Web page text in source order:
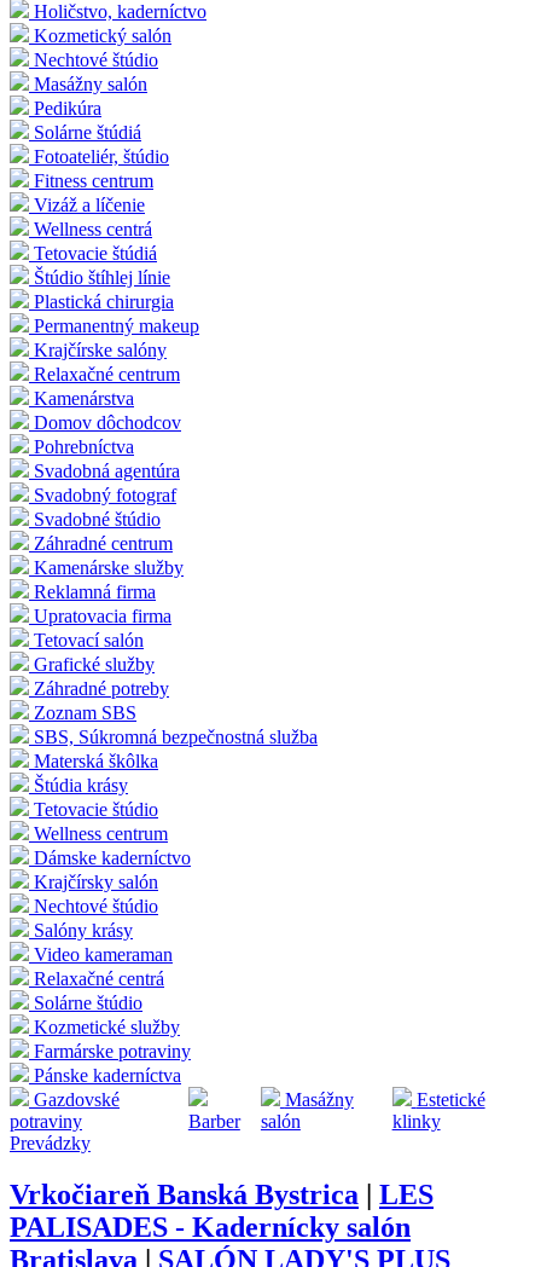
Holičstvo, kaderníctvo
Kozmetický salón
Nechtové štúdio
Masážny salón
Pedikúra
Solárne štúdiá
Fotoateliér, štúdio
Fitness centrum
Vizáž a líčenie
Wellness centrá
Tetovacie štúdiá
Štúdio štíhlej línie
Plastická chirurgia
Permanentný makeup
Krajčírske salóny
Relaxačné centrum
Kamenárstva
Domov dôchodcov
Pohrebníctva
Svadobná agentúra
Svadobný fotograf
Svadobné štúdio
Záhradné centrum
Kamenárske služby
Reklamná firma
Upratovacia firma
Tetovací salón
Grafické služby
Záhradné potreby
Zoznam SBS
SBS, Súkromná bezpečnostná služba
Materská škôlka
Štúdia krásy
Tetovacie štúdio
Wellness centrum
Dámske kaderníctvo
Krajčírsky salón
Nechtové štúdio
Salóny krásy
Video kameraman
Relaxačné centrá
Solárne štúdio
Kozmetické služby
Farmárske potraviny
Pánske kaderníctva
Gazdovské
potraviny
Barber
Masážny
salón
Estetické
klinky
Prevádzky
Vrkočiareň Banská Bystrica
LES
PALISADES - Kadernícky salón
Bratislava
SALÓN LADY'S PLUS